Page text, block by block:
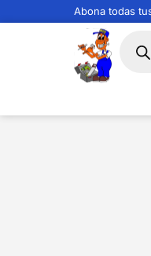
Abona todas